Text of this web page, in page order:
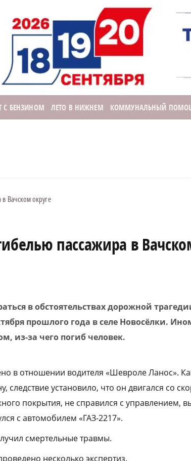
С БЕНЗИНОМ ЛЕТО В НИЖНЕМ КОММУНАЛЬНЫЙ
в Вачском округе
пассажира в
в обстоятельствах дорожной
прошлого года в селе Новосёлки.
из-за чего погиб человек.
в отношении водителя «Шевроле Ланос».
следствие установило, что он двигался со
покрытия, не справился с управлением,
с автомобилем «ГАЗ-2217».
смертельные травмы.
несколько экспертиз.